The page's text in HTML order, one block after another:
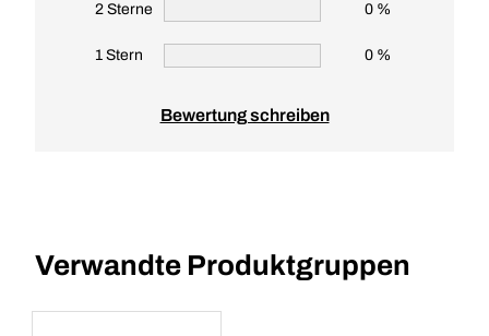
2 Sterne 0 %
1 Stern 0 %
Bewertung schreiben
Verwandte Produktgruppen